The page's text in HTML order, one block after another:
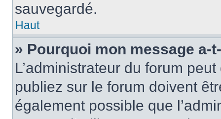
sauvegardé.
Haut
» Pourquoi mon message a-
L’administrateur du forum
publiez sur le forum doivent
également possible que